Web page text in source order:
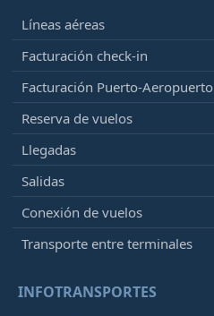
Líneas aéreas
Facturación check-in
Facturación Puerto-Aeropuerto
Reserva de vuelos
Llegadas
Salidas
Conexión de vuelos
Transporte entre terminales
INFOTRANSPORTES